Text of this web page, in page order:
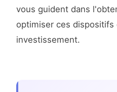
vous guident dans
optimiser ces dispositifs
investissement.